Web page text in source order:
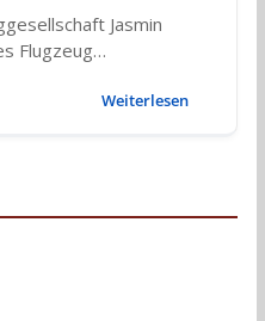
Jasmin
Flugzeug…
Weiterlesen